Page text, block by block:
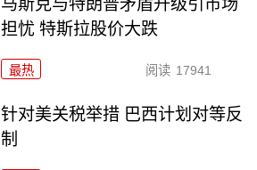
马斯克与特朗普矛盾升级引市场
担忧 特斯拉股价大跌
最热 阅读 17941
针对美关税举措 巴西计划对等反
制